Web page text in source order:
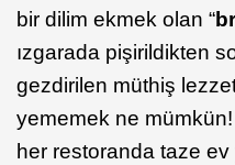
bir dilim ekmek olan “
ızgarada pişirildikten
gezdirilen müthiş
yememek ne
her restoranda taze ev